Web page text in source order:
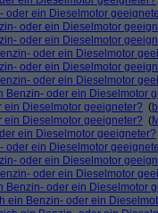
oder ein Dieselmotor
oder ein Dieselmotor
oder ein Dieselmotor
oder ein Dieselmotor
oder ein Dieselmotor
oder ein Dieselmotor
Benzin- oder ein Dieselmotor
ein Dieselmotor geeigneter? (
ein Dieselmotor geeigneter? (
ein Dieselmotor geeigneter?
oder ein Dieselmotor
oder ein Dieselmotor
oder ein Dieselmotor
Benzin- oder ein Dieselmotor
ein Benzin- oder ein